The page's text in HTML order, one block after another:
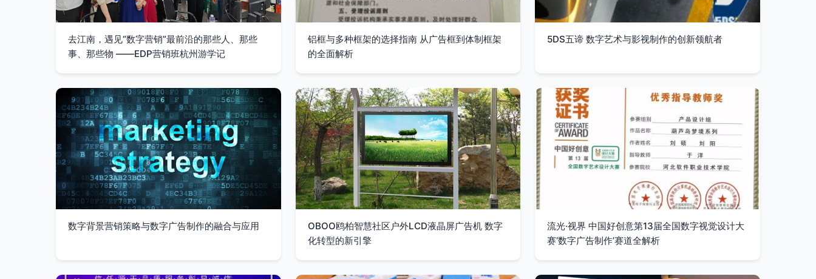
去江南，遇见“数字营销”最前沿的那些人、那些
事、那些物 ——EDP营销班杭州游学记
铝框与多种框架的选择指南 从广告框到体制框架
的全面解析
5DS五谛 数字艺术与影视制作的创新领航者
数字背景营销策略与数字广告制作的融合与应用
OBOO鸥柏智慧社区户外LCD液晶屏广告机 数字
化转型的新引擎
流光·视界 中国好创意第13届全国数字视觉设计大
赛‘数字广告制作’赛道全解析